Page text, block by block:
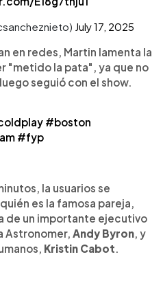
July 17, 2025
en redes, Martin lamenta la
"metido la pata", ya que no
seguió con el show.
#boston
#fyp
la usuarios se
es la famosa pareja,
de un importante ejecutivo
Astronomer, Andy Byron , y
Kristin Cabot